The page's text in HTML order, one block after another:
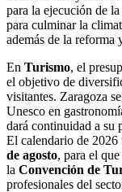
para la ejecución de
para culminar la
además de la reforma
En Turismo, el
el objetivo de
visitantes. Zaragoza
Unesco en
dará continuidad a su
El calendario de 2026
de agosto, para el
la Convención de
profesionales del